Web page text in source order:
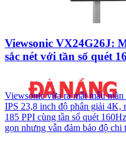
Viewsonic VX24G26J:
sắc nét với tần số quét
Viewsonic vừa ra mắt mẫu
IPS 23,8 inch độ phân giải 4K,
185 PPI cùng tần số quét
gọn nhưng vẫn đảm bảo độ chi